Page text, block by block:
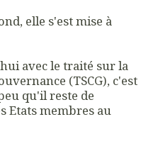
elle s'est mise à
avec le traité sur la
(TSCG), c'est
qu'il reste de
Etats membres au